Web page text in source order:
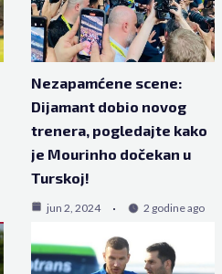
Nezapamćene scene:
Dijamant dobio novog
trenera, pogledajte kako
je Mourinho dočekan u
Turskoj!
jun 2, 2024 2 godine ago